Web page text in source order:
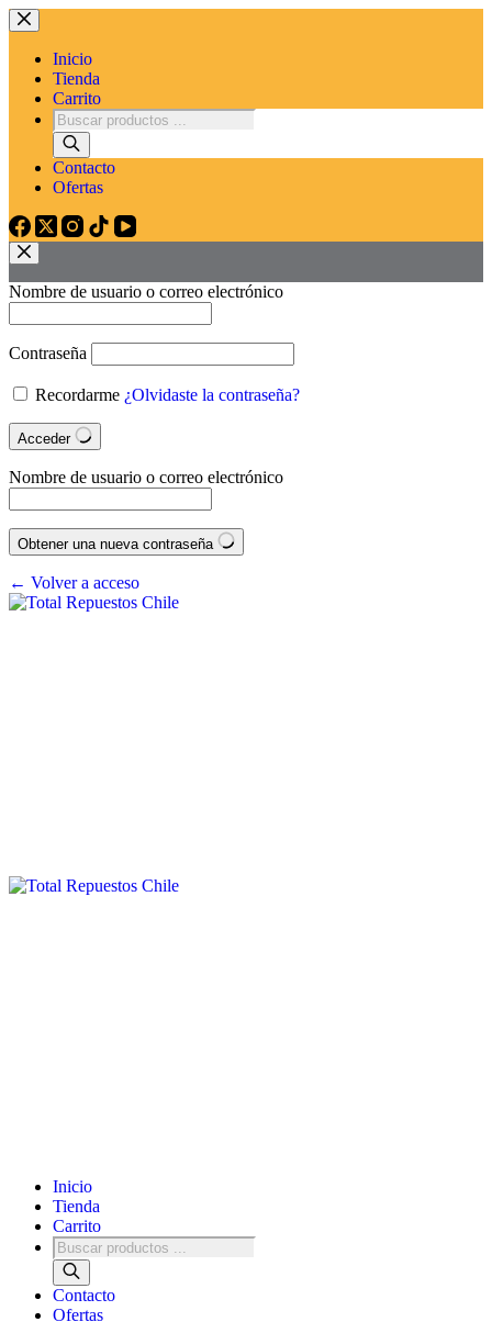
Inicio
Tienda
Carrito
Contacto
Ofertas
Nombre de usuario o correo electrónico
Contraseña
Recordarme ¿Olvidaste la contraseña?
Acceder
Nombre de usuario o correo electrónico
Obtener una nueva contraseña
← Volver a acceso
Inicio
Tienda
Carrito
Contacto
Ofertas